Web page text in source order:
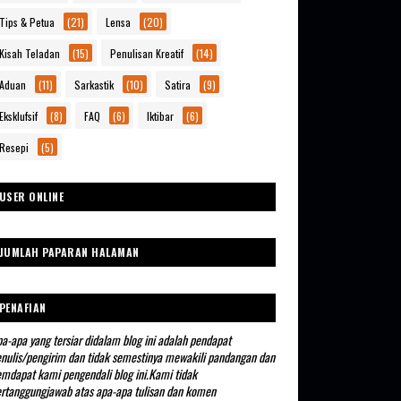
Tips & Petua (21) Lensa (20)
Kisah Teladan (15) Penulisan Kreatif (14)
Aduan (11) Sarkastik (10) Satira (9)
Eksklufsif (8) FAQ (6) Iktibar (6)
Resepi (5)
USER ONLINE
JUMLAH PAPARAN HALAMAN
PENAFIAN
apa yang tersiar didalam blog ini adalah pendapat
pengirim dan tidak semestinya mewakili pandangan dan
kami pengendali blog ini.Kami tidak
atas apa-apa tulisan dan komen